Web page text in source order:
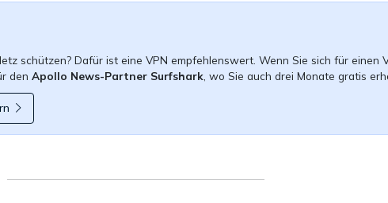
schützen? Dafür ist eine VPN empfehlenswert. Wenn Sie sich für einen
den Apollo News-Partner Surfshark, wo Sie auch drei Monate gratis